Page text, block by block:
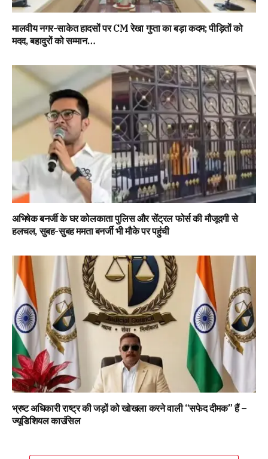
मालवीय नगर-साकेत हादसों पर CM रेखा गुप्ता का बड़ा कदम; पीड़ितों को
मदद, बहादुरों को सम्मान…
अभिषेक बनर्जी के घर कोलकाता पुलिस और सेंट्रल फोर्स की मौजूदगी से
हलचल, सुबह-सुबह ममता बनर्जी भी मौके पर पहुंची
भ्रष्ट अधिकारी राष्ट्र की जड़ों को खोखला करने वाली “सफेद दीमक” हैं –
ज्यूडिशियल काउंसिल